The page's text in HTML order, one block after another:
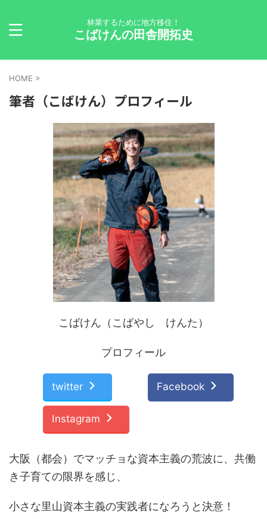
林業するために地方移住！
こばけんの田舎開拓史
HOME >
筆者（こばけん）プロフィール
こばけん（こばやし けんた）
プロフィール
twitter Facebook
Instagram
大阪（都会）でマッチョな資本主義の荒波に、共働
き子育ての限界を感じ、
小さな里山資本主義の実践者になろうと決意！